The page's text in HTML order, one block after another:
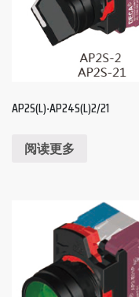
AP2S(L)‧AP24S(L)2/21
阅读更多